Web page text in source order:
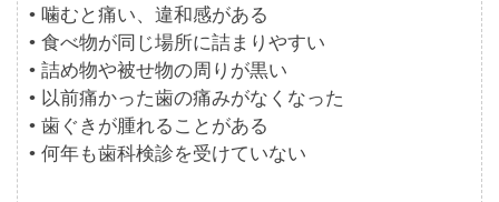
• 噛むと痛い、違和感がある
• 食べ物が同じ場所に詰まりやすい
• 詰め物や被せ物の周りが黒い
• 以前痛かった歯の痛みがなくなった
• 歯ぐきが腫れることがある
• 何年も歯科検診を受けていない